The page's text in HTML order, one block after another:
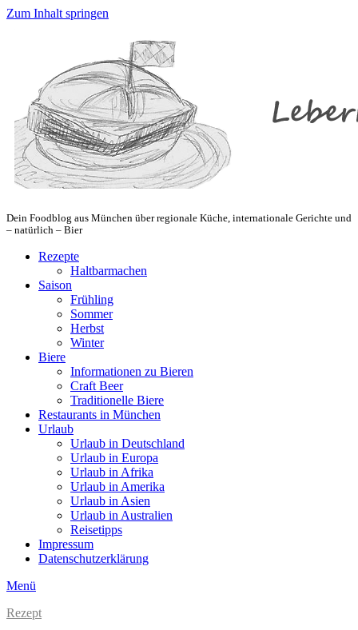
Zum Inhalt springen
Dein Foodblog aus München über regionale Küche, internationale Gerichte und
– natürlich – Bier
Rezepte
Haltbarmachen
Saison
Frühling
Sommer
Herbst
Winter
Biere
Informationen zu Bieren
Craft Beer
Traditionelle Biere
Restaurants in München
Urlaub
Urlaub in Deutschland
Urlaub in Europa
Urlaub in Afrika
Urlaub in Amerika
Urlaub in Asien
Urlaub in Australien
Reisetipps
Impressum
Datenschutzerklärung
Menü
Rezept